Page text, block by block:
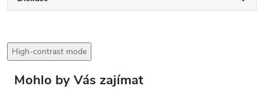
High-contrast mode